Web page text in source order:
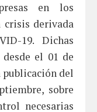
en los
crisis derivada
19. Dichas
el 01 de
publicación del
sobre
necesarias